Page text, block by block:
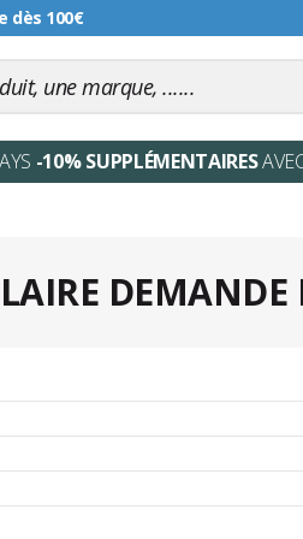
dès 100€
-10% SUPPLÉMENTAIRES
DEMANDE